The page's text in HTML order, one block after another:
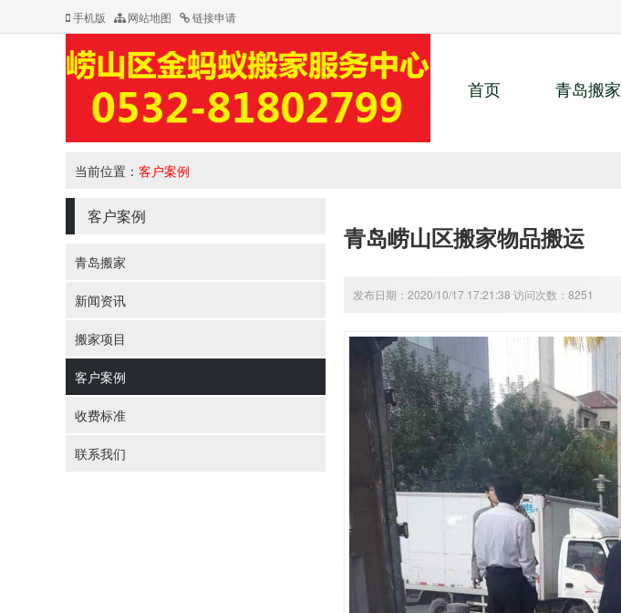
手机版 网站地图 链接申请
青岛搬家
首页
当前位置： 客户案例
客户案例
青岛搬家
新闻资讯
搬家项目
客户案例
收费标准
联系我们
青岛崂山区搬家物品搬运
发布日期：2020/10/17 17:21:38 访问次数：8251